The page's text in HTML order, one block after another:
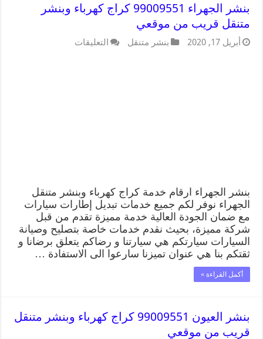
بنشر الجهراء 99009551 كراج كهرباء وبنشر
متنقل قريب من موقعي
أبريل 17, 2020 بنشر متنقل التعليقات
بنشر الجهراء ارقام خدمة كراج كهرباء وبنشر متنقل
الجهراء نوفر لكم جميع خدمات تبديل إطارات سيارات
مع ضمان الجودة العالية خدمة مميزة تقدم من قبل
شركة مميزة، بحيث نقدم خدمات خاصة بتصليح وصيانة
السيارات سيارتكم هي سيارتنا و رضاكم يتعلق برضانا و
ثقتكم بنا هي عنوان تميزنا سارعوا الى الاستفادة …
أكمل القراءة »
بنشر العيون 99009551 كراج كهرباء وبنشر متنقل
قريب من موقعي